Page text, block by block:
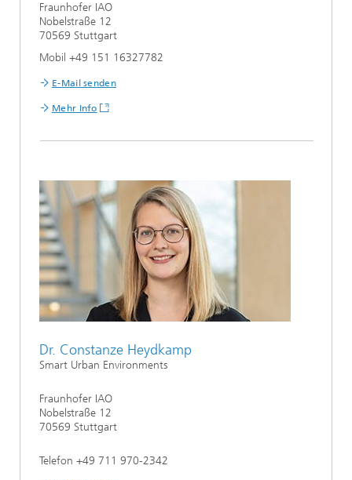
Fraunhofer IAO
Nobelstraße 12
70569 Stuttgart
Mobil +49 151 16327782
E-Mail senden
Mehr Info
Dr. Constanze Heydkamp
Smart Urban Environments
Fraunhofer IAO
Nobelstraße 12
70569 Stuttgart
Telefon +49 711 970-2342